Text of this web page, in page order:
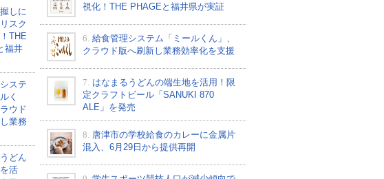
しに
スク
THE
福井
ステ
く
ウド
業務
どん
活
視化！THE PHAGEと福井県が実証
6. 給食管理システム「ミールくん」、
クラウド版へ刷新し業務効率化を支援
7. はなまるうどんの端生地を活用！限
定クラフトビール「SANUKI 870
ALE」を発売
8. 唐津市の学校給食のカレーに金属片
混入、6月29日から提供再開